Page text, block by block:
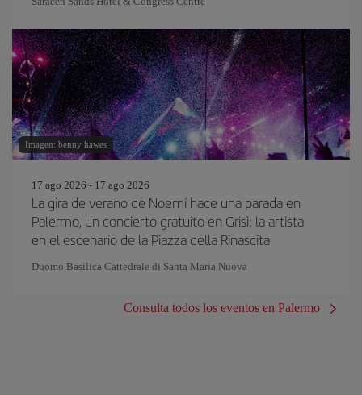
Imagen: benny hawes
17 ago 2026 - 17 ago 2026
La gira de verano de Noemí hace una parada en
Palermo, un concierto gratuito en Grisì: la artista
en el escenario de la Piazza della Rinascita
Duomo Basilica Cattedrale di Santa Maria Nuova
Consulta todos los eventos en Palermo